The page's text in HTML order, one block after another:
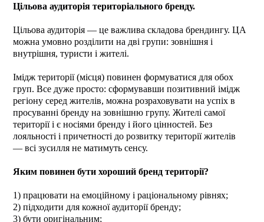
Цільова аудиторія територіального бренду.
Цільова аудиторія ― це важлива складова брендингу. ЦА
можна умовно розділити на дві групи: зовнішня і
внутрішня, туристи і жителі.
Імідж території (місця) повинен формуватися для обох
груп. Все дуже просто: сформувавши позитивний імідж
регіону серед жителів, можна розраховувати на успіх в
просуванні бренду на зовнішню групу. Жителі самої
території і є носіями бренду і його цінностей. Без
лояльності і причетності до розвитку території жителів
― всі зусилля не матимуть сенсу.
Яким повинен бути хороший бренд території?
1) працювати на емоційному і раціональному рівнях;
2) підходити для кожної аудиторії бренду;
3) бути оригінальним;